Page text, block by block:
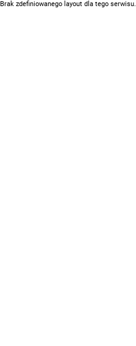
Brak zdefiniowanego layout dla tego serwisu.